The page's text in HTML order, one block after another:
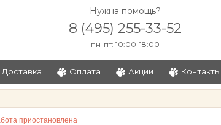
Нужна помощь?
8 (495) 255-33-52
пн-пт: 10:00-18:00
Доставка Оплата Акции Контакты
приостановлена